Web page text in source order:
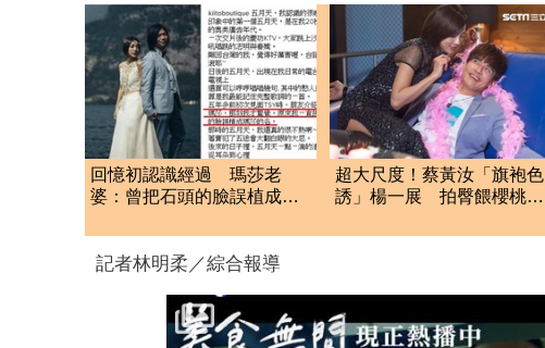
回憶初認識經過 瑪莎老
婆：曾把石頭的臉誤植成瑪
超大尺度！蔡黃汝「旗袍色
誘」楊一展 拍臀餵櫻桃樣
記者林明柔／綜合報導